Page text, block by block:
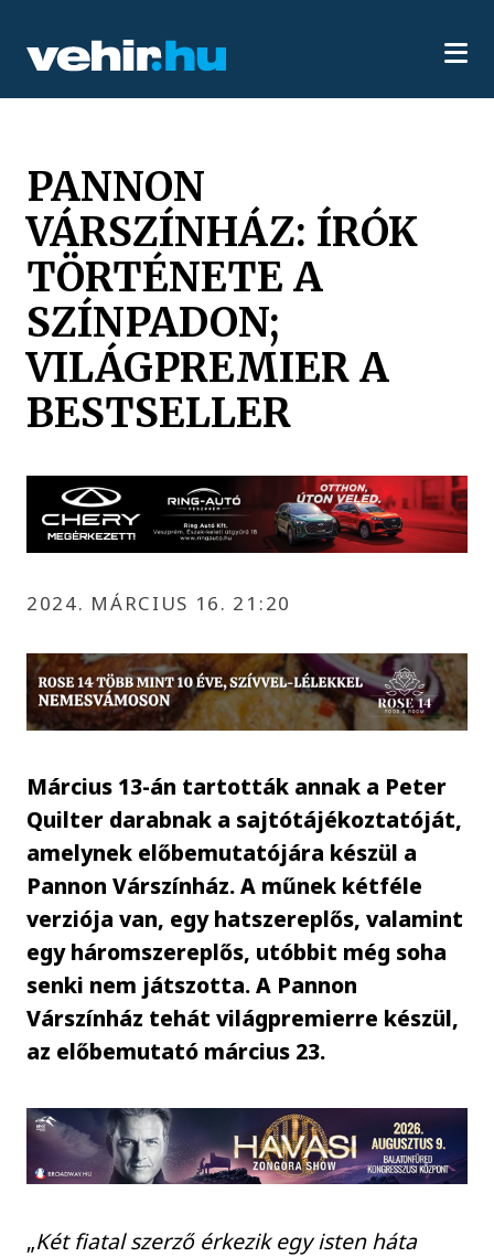
PANNON
VÁRSZÍNHÁZ: ÍRÓK
TÖRTÉNETE A
SZÍNPADON;
VILÁGPREMIER A
BESTSELLER
2024. MÁRCIUS 16. 21:20
Március 13-án tartották annak a Peter
Quilter darabnak a sajtótájékoztatóját,
amelynek előbemutatójára készül a
Pannon Várszínház. A műnek kétféle
verziója van, egy hatszereplős, valamint
egy háromszereplős, utóbbit még soha
senki nem játszotta. A Pannon
Várszínház tehát világpremierre készül,
az előbemutató március 23.
„Két fiatal szerző érkezik egy isten háta